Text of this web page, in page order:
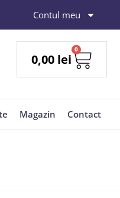
Contul meu
0,00 lei
0
Magazin Contact